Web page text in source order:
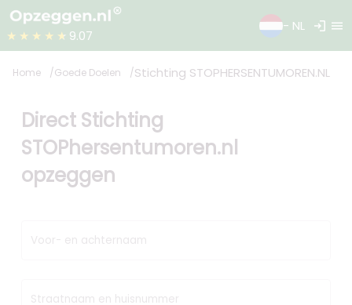
★★★★★ 9.07
- NL login menu
Home Goede Doelen Stichting STOPHERSENTUMOREN.NL
Direct Stichting
STOPhersentumoren.nl
opzeggen
Voor- en achternaam
Straatnaam en huisnummer